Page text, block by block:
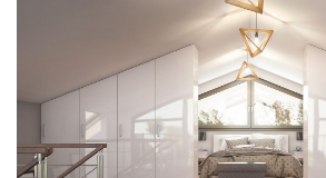
Hängeschrank
Hängeboard
Kommode
TV-Möbel
Sideboard
aus
Massivholz
Badregal
Spiegelschrank
Für Dachschrägen
Hängeboards